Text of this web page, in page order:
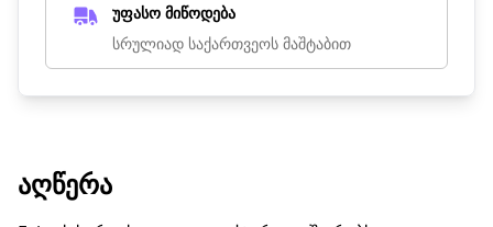
უფასო მიწოდება
სრულიად საქართვეოს მაშტაბით
ᲐᲦᲬᲔᲠᲐ